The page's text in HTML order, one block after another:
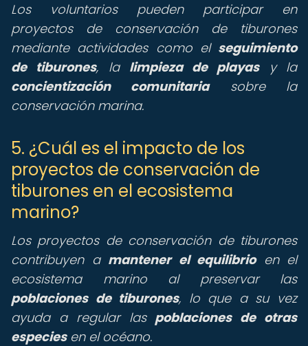
Los voluntarios pueden participar en
proyectos de conservación de tiburones
mediante actividades como el seguimiento
de tiburones, la limpieza de playasy la
concientización comunitariasobre la
conservación marina.
5. ¿Cuál es el impacto de los
proyectos de conservación de
tiburones en el ecosistema
marino?
Los proyectos de conservación de tiburones
contribuyen a mantener el equilibrioen el
ecosistema marino al preservar las
poblaciones de tiburones, lo que a su vez
ayuda a regular las poblaciones de otras
especiesen el océano.